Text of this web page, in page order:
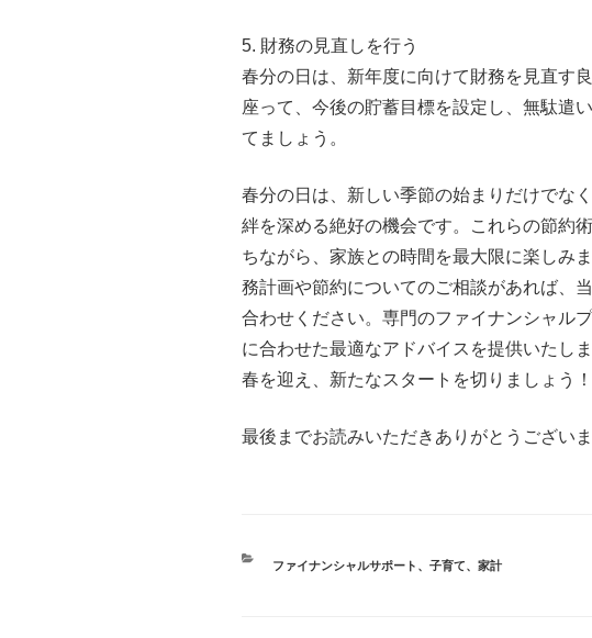
5. 財務の見直しを行う
春分の日は、新年度に向けて財務を見直す
座って、今後の貯蓄目標を設定し、無駄遣
てましょう。
春分の日は、新しい季節の始まりだけでな
絆を深める絶好の機会です。これらの節約
ちながら、家族との時間を最大限に楽しみ
務計画や節約についてのご相談があれば、
合わせください。専門のファイナンシャル
に合わせた最適なアドバイスを提供いたしま
春を迎え、新たなスタートを切りましょう！
最後までお読みいただきありがとうございま
ファイナンシャルサポート 、 子育て、 家計